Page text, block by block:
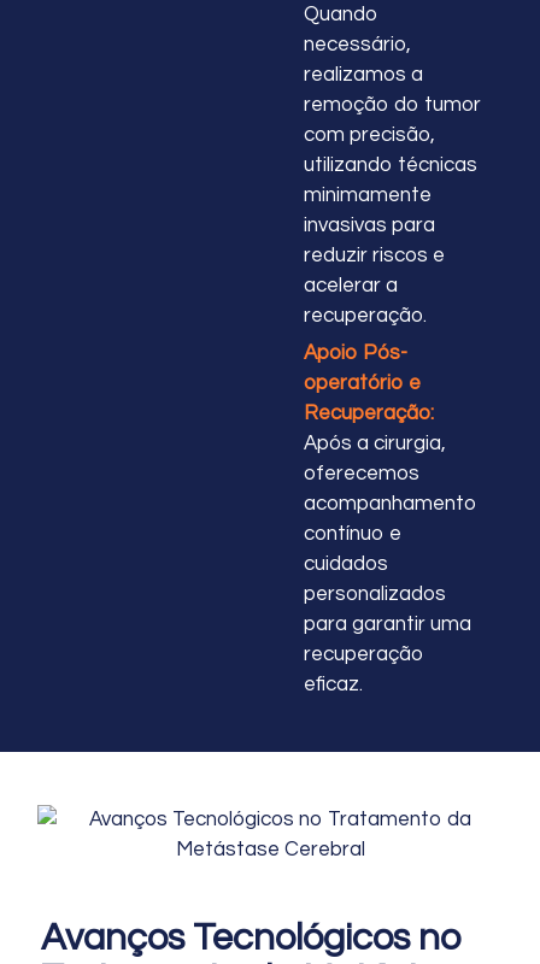
Quando
necessário,
realizamos a
remoção do tumor
com precisão,
utilizando técnicas
minimamente
invasivas para
reduzir riscos e
acelerar a
recuperação.
Apoio Pós-
operatório e
Recuperação:
Após a cirurgia,
oferecemos
acompanhamento
contínuo e
cuidados
personalizados
para garantir uma
recuperação
eficaz.
Avanços Tecnológicos no